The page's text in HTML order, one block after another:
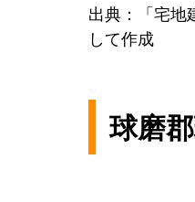
出典：「宅
して作成
球磨